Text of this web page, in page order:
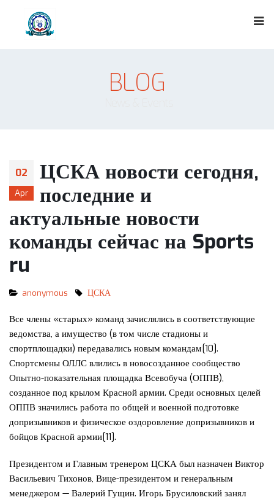
BLOG
02
Apr
ЦСКА новости сегодня,
последние и
актуальные новости
команды сейчас на Sports
ru
anonymous ЦСКА
Все члены «старых» команд зачислялись в соответствующие
ведомства, а имущество (в том числе стадионы и
спортплощадки) передавались новым командам[10].
Спортсмены ОЛЛС влились в новосозданное сообщество
Опытно-показательная площадка Всевобуча (ОППВ),
созданное под крылом Красной армии. Среди основных целей
ОППВ значились работа по общей и военной подготовке
допризывников и физическое оздоровление допризывников и
бойцов Красной армии[11].
Президентом и Главным тренером ЦСКА был назначен Виктор
Васильевич Тихонов, Вице-президентом и генеральным
менеджером — Валерий Гущин. Игорь Брусиловский занял